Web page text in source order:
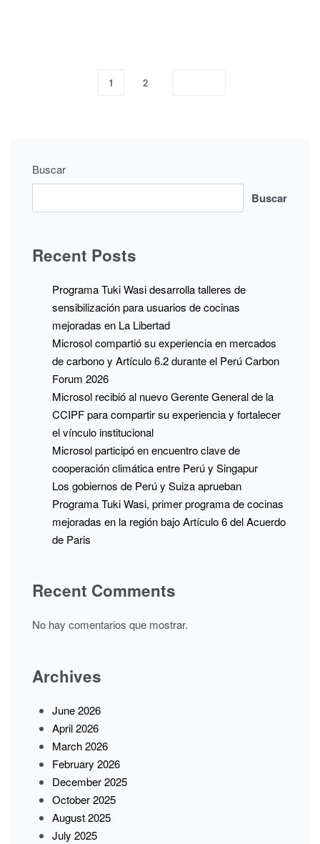
1 2
Buscar
Buscar
Recent Posts
Programa Tuki Wasi desarrolla talleres de
sensibilización para usuarios de cocinas
mejoradas en La Libertad
Microsol compartió su experiencia en mercados
de carbono y Artículo 6.2 durante el Perú Carbon
Forum 2026
Microsol recibió al nuevo Gerente General de la
CCIPF para compartir su experiencia y fortalecer
el vínculo institucional
Microsol participó en encuentro clave de
cooperación climática entre Perú y Singapur
Los gobiernos de Perú y Suiza aprueban
Programa Tuki Wasi, primer programa de cocinas
mejoradas en la región bajo Artículo 6 del Acuerdo
de Paris
Recent Comments
No hay comentarios que mostrar.
Archives
June 2026
April 2026
March 2026
February 2026
December 2025
October 2025
August 2025
July 2025